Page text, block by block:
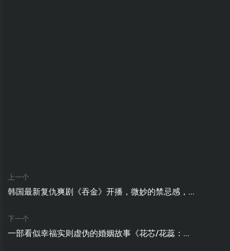
上一个
韩国最新复仇爽剧《吞金》开播，微妙的禁忌感，...
下一个
一部看似幸福实则虚伪的婚姻故事《花芯/花蕊：...